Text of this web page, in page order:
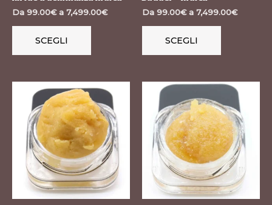
Da 99.00€a 7,499.00€
SCEGLI
nella
Da 99.00€a 7,499.00€
SCEGLI
nella
Questo
prodotto
ha
più
varianti.
Le
opzioni
Questo
prodotto
ha
più
varianti.
Le
opzioni